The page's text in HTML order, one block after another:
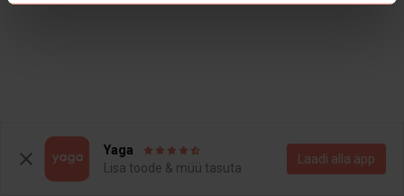
Yaga
Lisa toode & müü tasuta
Laadi alla äpp